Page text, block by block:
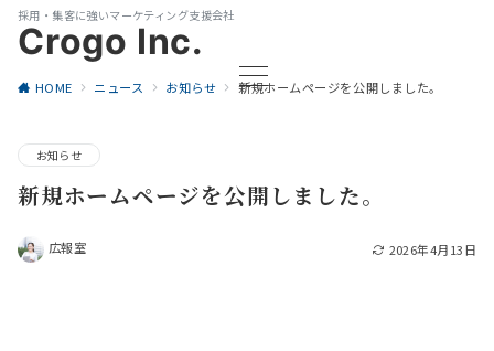
採用・集客に強いマーケティング支援会社
Crogo Inc.
HOME ニュース お知らせ 新規ホームページを公開しました。
お知らせ
新規ホームページを公開しました。
2026年4月13日
広報室